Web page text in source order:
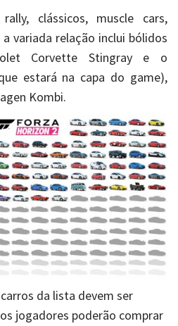
clássicos, muscle cars,
variada relação inclui bólidos
Corvette Stingray e o
estará na capa do game),
Kombi.
da lista devem ser
jogadores poderão comprar